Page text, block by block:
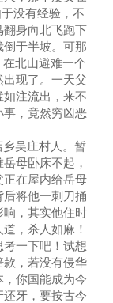
没有经验，不
身向北飞跑下
于半坡。可那
北山避难一个
现了。一天父
注流出，来不
事，竟然穷凶恶
吴庄村人。暂
母卧床不起，
在屋内给岳母
将他一刺刀捅
，其实他住时
，杀人如麻！
一下吧！试想
，若没有侵华
你国能成为今
牙，要按古今